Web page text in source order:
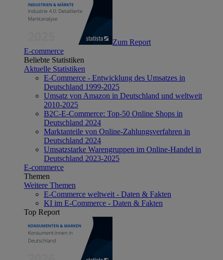
Zum Report
E-commerce
Beliebte Statistiken
Aktuelle Statistiken
E-Commerce - Entwicklung des Umsatzes in
Deutschland 1999-2025
Umsatz von Amazon in Deutschland und weltweit
2010-2025
B2C-E-Commerce: Top-50 Online Shops in
Deutschland 2024
Marktanteile von Online-Zahlungsverfahren in
Deutschland 2024
Umsatzstarke Warengruppen im Online-Handel in
Deutschland 2023-2025
E-commerce
Themen
Weitere Themen
E-Commerce weltweit - Daten & Fakten
KI im E-Commerce - Daten & Fakten
Top Report